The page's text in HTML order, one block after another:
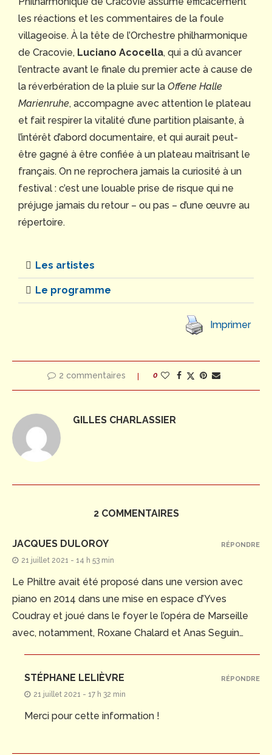
les réactions et les commentaires de la foule
villageoise. À la tête de l’Orchestre philharmonique
de Cracovie, Luciano Acocella, qui a dû avancer
l’entracte avant le finale du premier acte à cause de
la réverbération de la pluie sur la Offene Halle
Marienruhe, accompagne avec attention le plateau
et fait respirer la vitalité d’une partition plaisante, à
l’intérêt d’abord documentaire, et qui aurait peut-
être gagné à être confiée à un plateau maîtrisant le
français. On ne reprochera jamais la curiosité à un
festival : c’est une louable prise de risque qui ne
préjuge jamais du retour – ou pas – d’une œuvre au
répertoire.
Les artistes
Le programme
Imprimer
2 commentaires 0
GILLES CHARLASSIER
2 COMMENTAIRES
JACQUES DULOROY
21 juillet 2021 - 14 h 53 min
Le Philtre avait été proposé dans une version avec
piano en 2014 dans une mise en espace d’Yves
Coudray et joué dans le foyer le l’opéra de Marseille
avec, notamment, Roxane Chalard et Anas Seguin…
RÉPONDRE
STÉPHANE LELIÈVRE
21 juillet 2021 - 17 h 32 min
Merci pour cette information !
RÉPONDRE